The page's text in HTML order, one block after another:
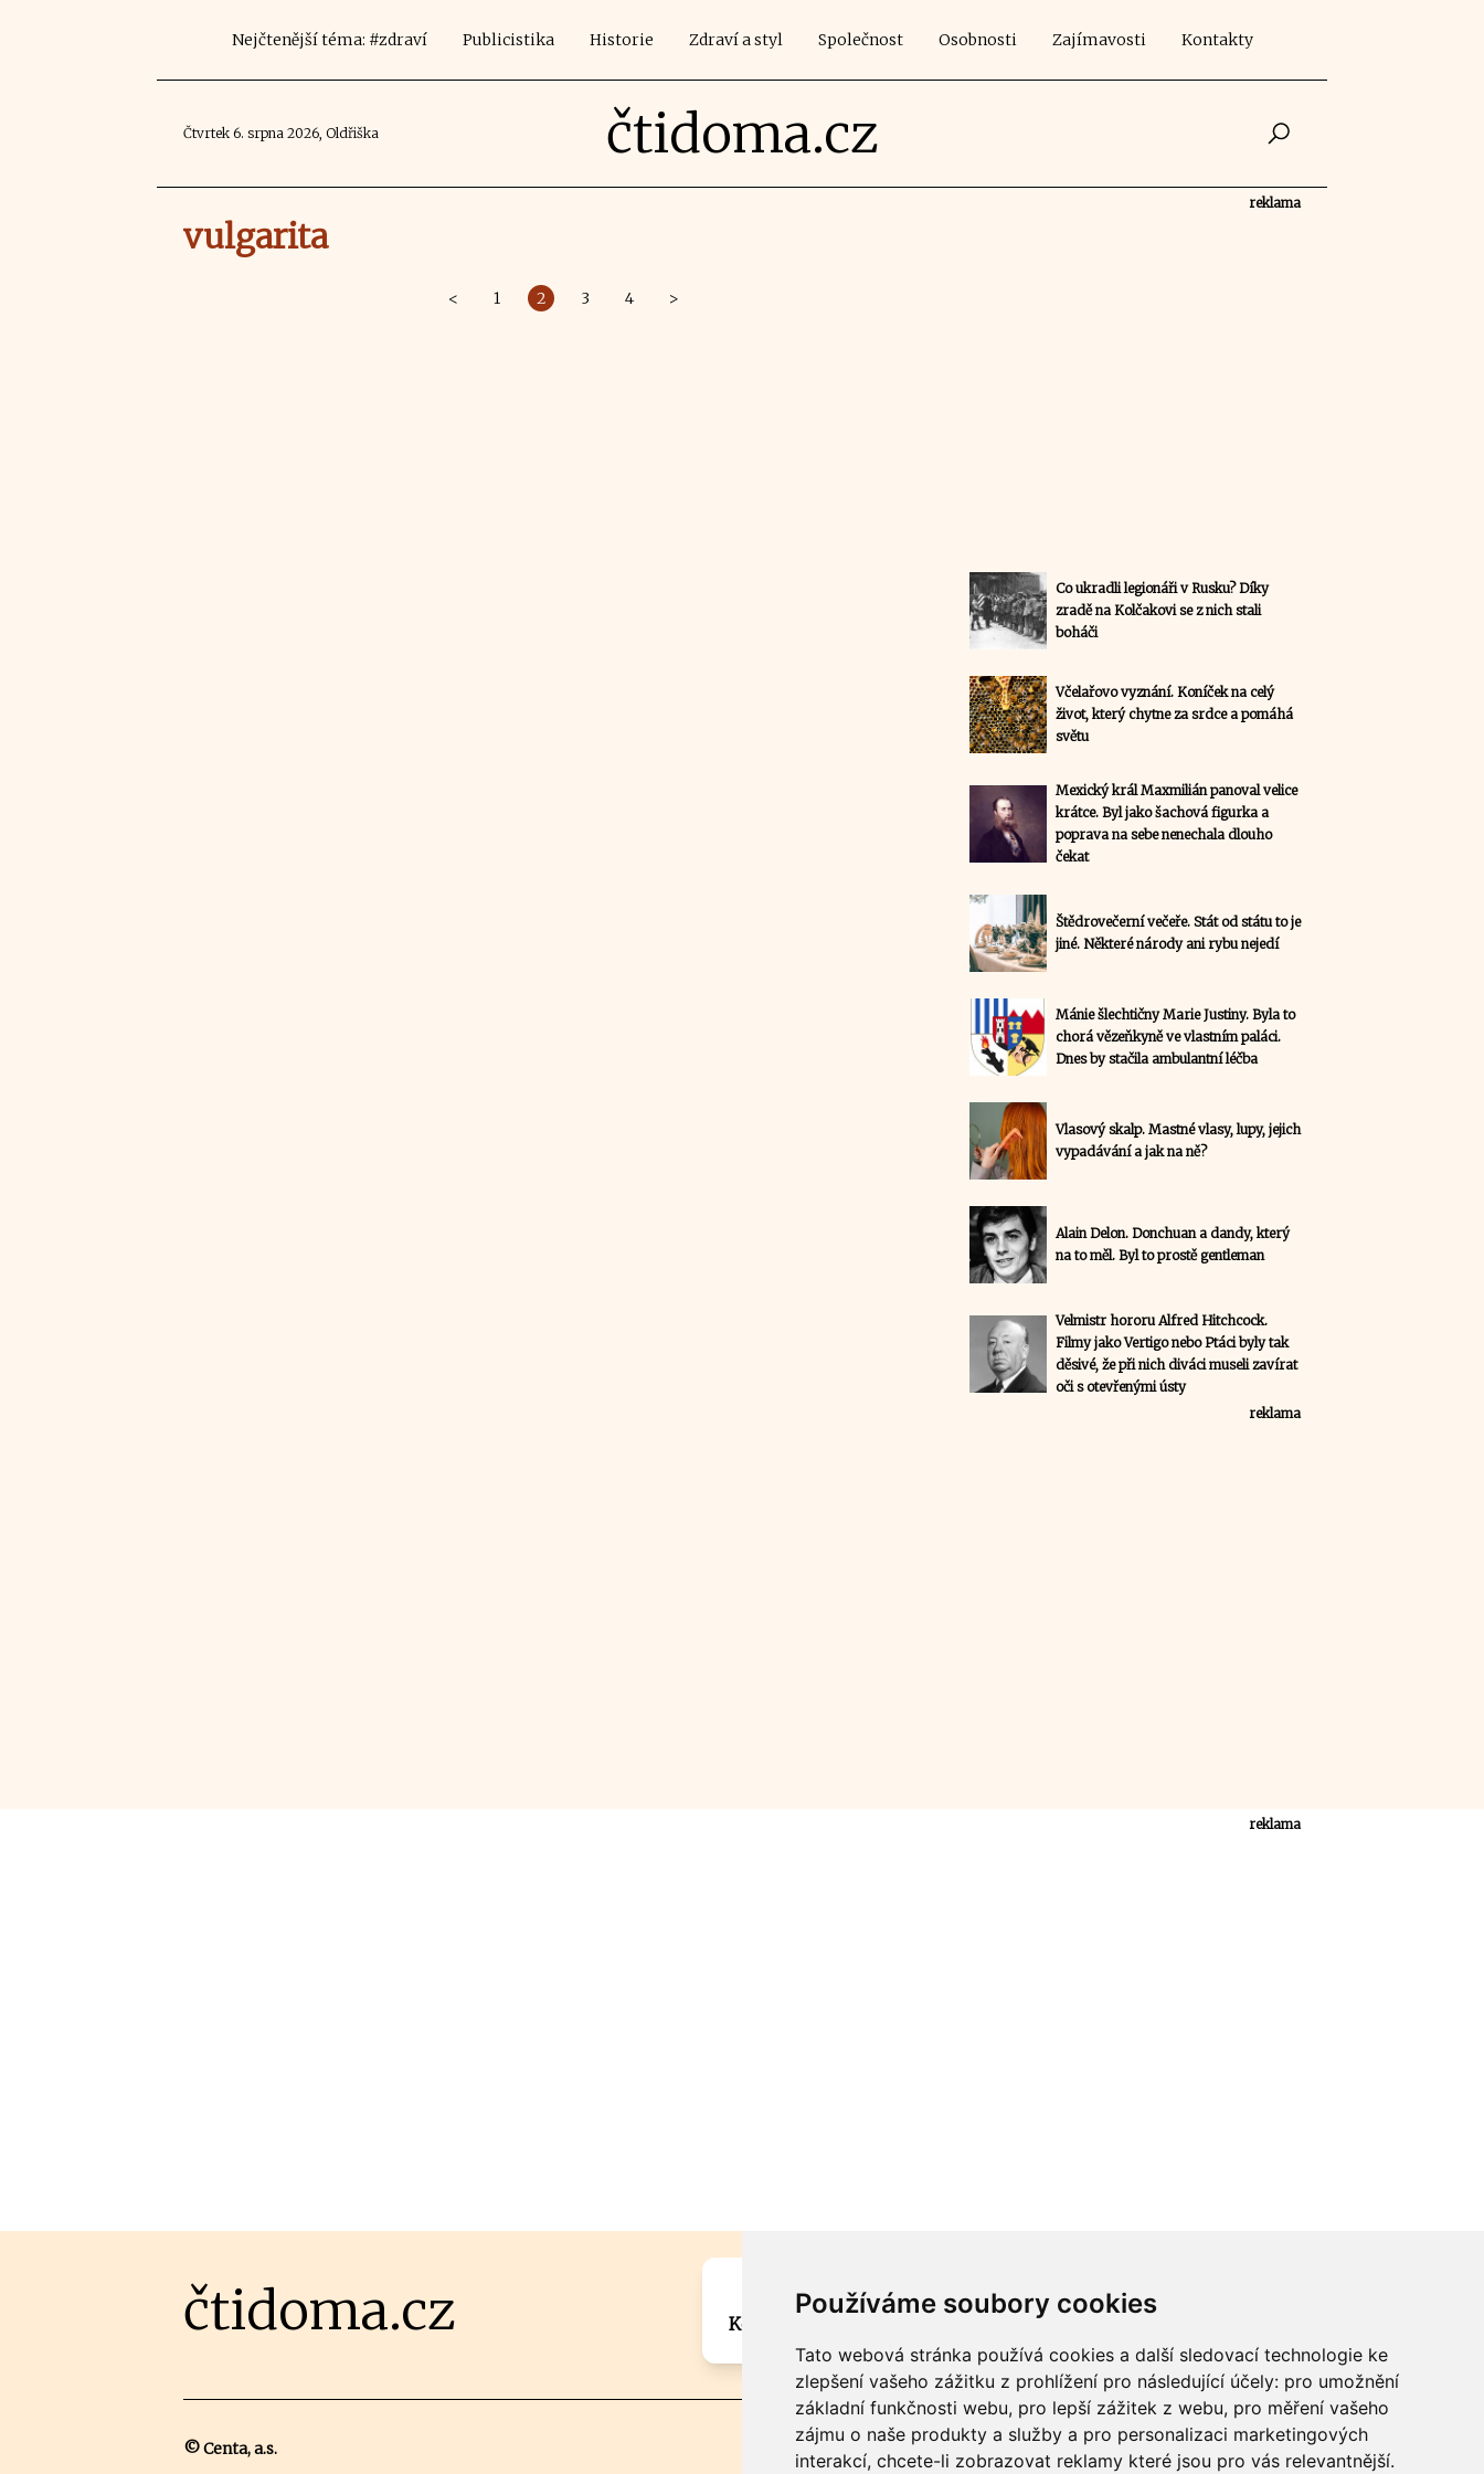
Používáme soubory cookies
Tato webová stránka používá cookies a další sledovací technologie ke
zlepšení vašeho zážitku z prohlížení pro následující účely: pro umožnění
základní funkčnosti webu, pro lepší zážitek z webu, pro měření vašeho
zájmu o naše produkty a služby a pro personalizaci marketingových
interakcí, chcete-li zobrazovat reklamy které jsou pro vás relevantnější.
Nejčtenější téma: #zdraví Publicistika Historie Zdraví a styl Společnost Osobnosti Zajímavosti Kontakty
Čtvrtek 6. srpna 2026, Oldřiška čtidoma.cz
vulgarita
< 1 2 3 4 >
reklama
Co ukradli legionáři v Rusku? Díky
zradě na Kolčakovi se z nich stali
boháči
Včelařovo vyznání. Koníček na celý
život, který chytne za srdce a pomáhá
světu
Mexický král Maxmilián panoval velice
krátce. Byl jako šachová figurka a
poprava na sebe nenechala dlouho
čekat
Štědrovečerní večeře. Stát od státu to je
jiné. Některé národy ani rybu nejedí
Mánie šlechtičny Marie Justiny. Byla to
chorá vězeňkyně ve vlastním paláci.
Dnes by stačila ambulantní léčba
Vlasový skalp. Mastné vlasy, lupy, jejich
vypadávání a jak na ně?
Alain Delon. Donchuan a dandy, který
na to měl. Byl to prostě gentleman
Velmistr hororu Alfred Hitchcock.
Filmy jako Vertigo nebo Ptáci byly tak
děsivé, že při nich diváci museli zavírat
oči s otevřenými ústy
reklama
reklama
čtidoma.cz
Máte zajímavou informaci? Chcete spolupracovat?
Kontaktujte šéfredaktora Martina Chalupu:
© Centa, a.s.